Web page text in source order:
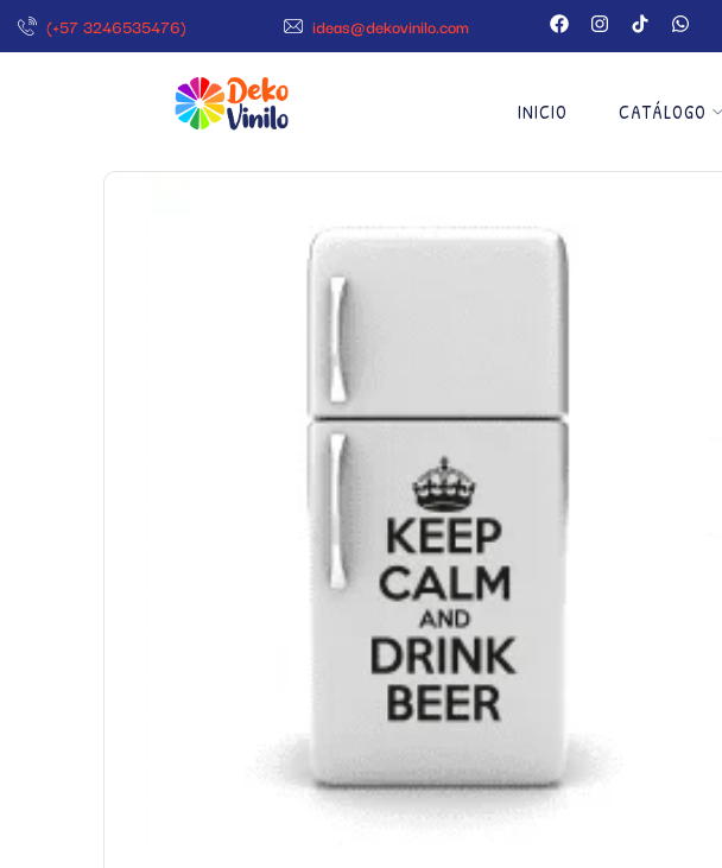
(+57 3246535476) ideas@dekovinilo.com
INICIO CATÁLOGO